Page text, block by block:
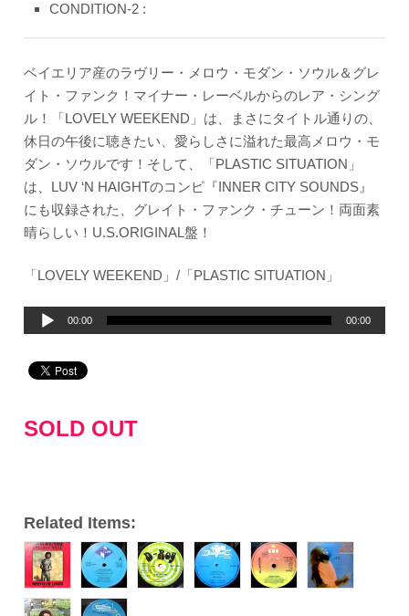
CONDITION-2 :
ベイエリア産のラヴリー・メロウ・モダン・ソウル＆グレ
イト・ファンク！マイナー・レーベルからのレア・シング
ル！「LOVELY WEEKEND」は、まさにタイトル通りの、
休日の午後に聴きたい、愛らしさに溢れた最高メロウ・モ
ダン・ソウルです！そして、「PLASTIC SITUATION」
は、LUV ‘N HAIGHTのコンピ『INNER CITY SOUNDS』
にも収録された、グレイト・ファンク・チューン！両面素
晴らしい！U.S.ORIGINAL盤！
「LOVELY WEEKEND」/「PLASTIC SITUATION」
プ
ヤ
00:00 00:00
SOLD OUT
Related Items: